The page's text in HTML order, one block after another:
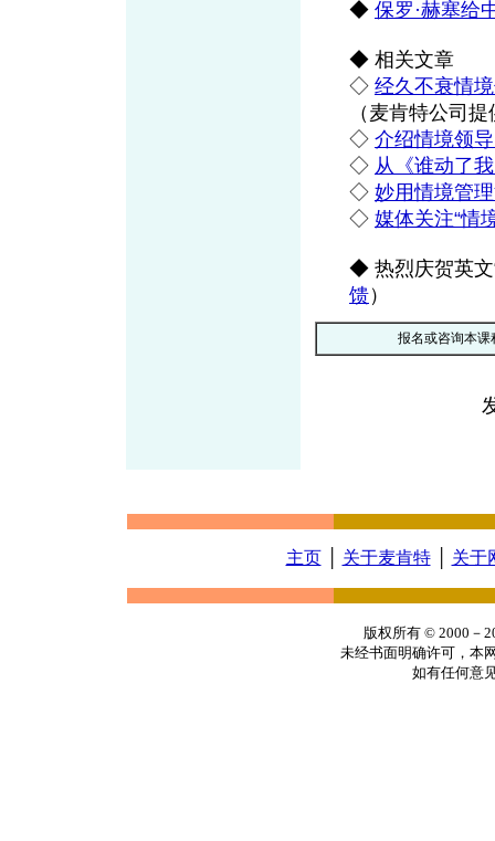
◆ 保罗·赫塞给
◆ 相关文章
◇ 经久不衰情
（麦肯特公司
◇ 介绍情境领
◇ 从《谁动了
◇ 妙用情境管
◇ 媒体关注“情
◆ 热烈庆贺英文
馈）
报名或咨询本课
主页│ 关于麦肯特│ 关于
版权所有 © 2000－
未经书面明确许可，本
如有任何意